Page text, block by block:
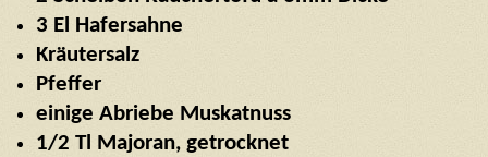
3 El Hafersahne
Kräutersalz
Pfeffer
einige Abriebe Muskatnuss
1/2 Tl Majoran, getrocknet